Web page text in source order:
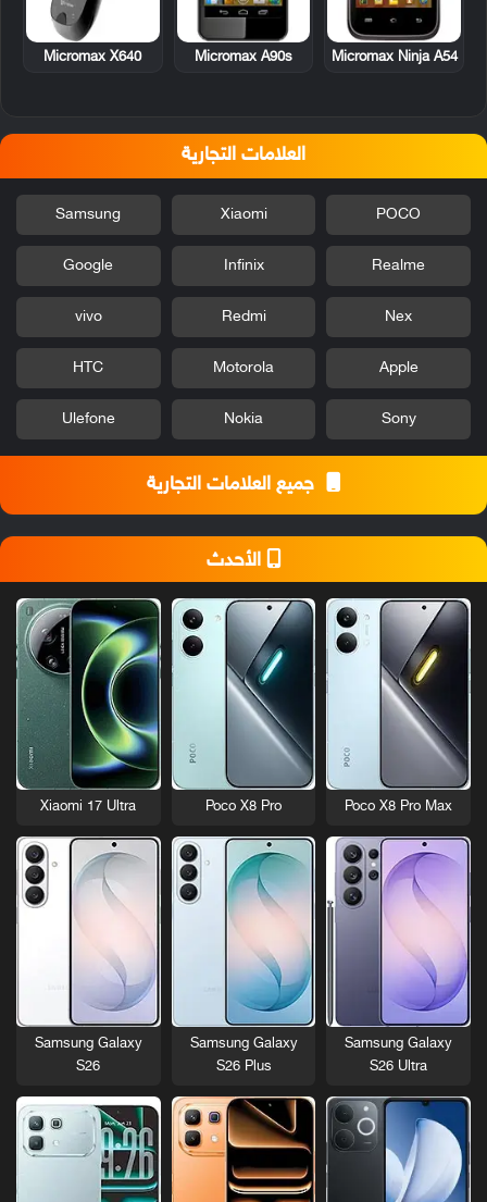
Micromax Ninja A54
Micromax A90s
Micromax X640
العلامات التجارية
POCO
Xiaomi
Samsung
Realme
Infinix
Google
Nex
Redmi
vivo
Apple
Motorola
HTC
Sony
Nokia
Ulefone
جميع العلامات التجارية
الأحدث
Poco X8 Pro Max
Poco X8 Pro
Xiaomi 17 Ultra
Samsung Galaxy
S26 Ultra
Samsung Galaxy
S26 Plus
Samsung Galaxy
S26